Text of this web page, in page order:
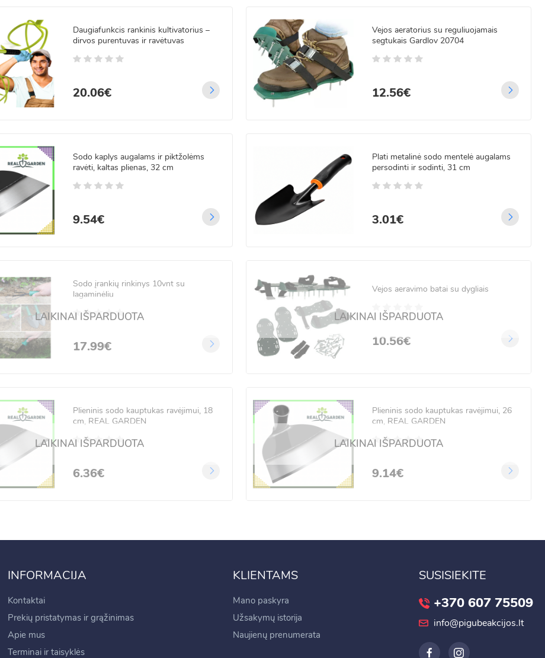
300 LED lempučių kalėdinė
girlianda - 22m
9.99€
20.00€
14.99€
19.99€
300LED Varvekliai storu
laidu FLASH 11m
320 LED vielos užuolaida
su nuotoliniu valdymu 5x2
21.99€
Daugiafunkcis rankinis kultivatorius –
dirvos purentuvas ir ravėtuvas
20.06€
Vejos aeratorius su reguliuojamais
segtukais Gardlov 20704
12.56€
Sodo kaplys augalams ir piktžolėms
ravėti, kaltas plienas, 32 cm
9.54€
Plati metalinė sodo mentelė augalams
persodinti ir sodinti, 31 cm
3.01€
LAIKINAI IŠPARDUOTA
Sodo įrankių rinkinys 10vnt su
lagaminėliu
17.99€
LAIKINAI IŠPARDUOTA
Vejos aeravimo batai su dygliais
10.56€
LAIKINAI IŠPARDUOTA
Plieninis sodo kauptukas ravėjimui, 18
cm, REAL GARDEN
6.36€
LAIKINAI IŠPARDUOTA
Plieninis sodo kauptukas ravėjimui, 26
cm, REAL GARDEN
9.14€
INFORMACIJA
Kontaktai
Prekių pristatymas ir grąžinimas
Apie mus
Terminai ir taisyklės
KLIENTAMS
Mano paskyra
Užsakymų istorija
Naujienų prenumerata
SUSISIEKITE
+370 607 75509
info@pigubeakcijos.lt